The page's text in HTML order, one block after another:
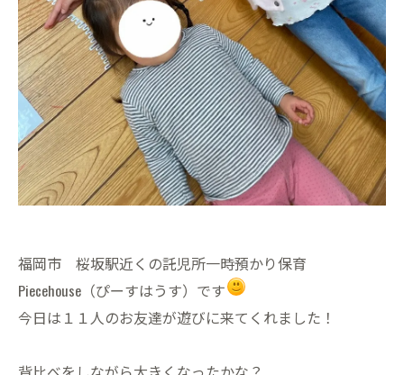
福岡市 桜坂駅近くの託児所一時預かり保育
Piecehouse（ぴーすはうす）です
今日は１１人のお友達が遊びに来てくれました！